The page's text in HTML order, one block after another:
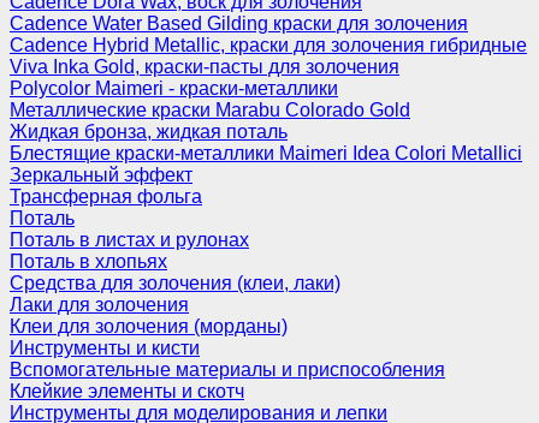
Cadence Water Based Gilding краски для золочения
Cadence Hybrid Metallic, краски для золочения гибридные
Viva Inka Gold, краски-пасты для золочения
Polycolor Maimeri - краски-металлики
Металлические краски Marabu Colorado Gold
Жидкая бронза, жидкая поталь
Блестящие краски-металлики Maimeri Idea Colori Metallici
Зеркальный эффект
Трансферная фольга
Поталь
Поталь в листах и рулонах
Поталь в хлопьях
Средства для золочения (клеи, лаки)
Лаки для золочения
Клеи для золочения (морданы)
Инструменты и кисти
Вспомогательные материалы и приспособления
Клейкие элементы и скотч
Инструменты для моделирования и лепки